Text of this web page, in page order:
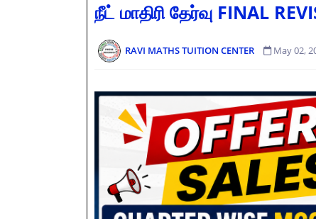
நீட் மாதிரி தேர்வு FINAL
RAVI MATHS TUITION CENTER May 02,